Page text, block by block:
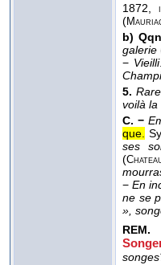
1872 ,
(
b)
galerie
− Vieilli.
Champi
5. Rare
voilà la
C. −
que.
ses
(
−En
ne se
»,
REM.